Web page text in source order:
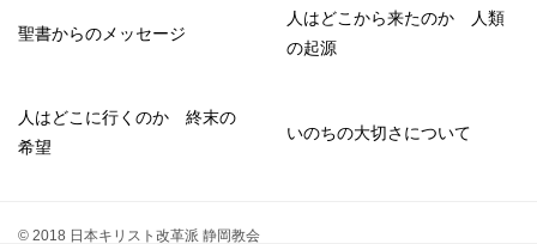
聖書からのメッセージ
人はどこから来たのか 人類
の起源
人はどこに行くのか 終末の
希望
いのちの大切さについて
© 2018 日本キリスト改革派 静岡教会